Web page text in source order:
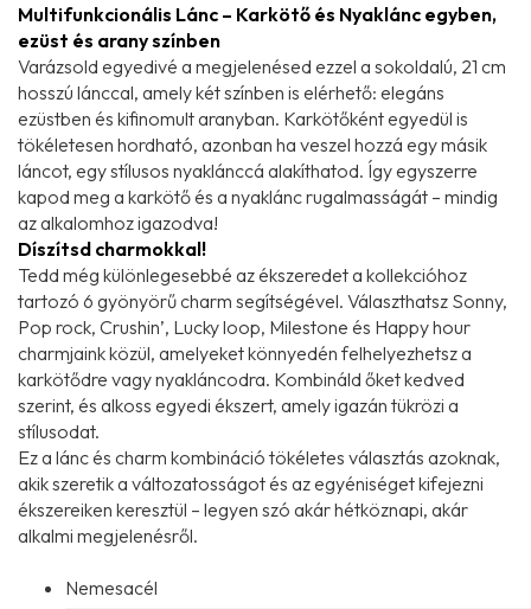
Multifunkcionális Lánc – Karkötő és Nyaklánc egyben,
ezüst és arany színben
Varázsold egyedivé a megjelenésed ezzel a sokoldalú, 21 cm
hosszú lánccal, amely két színben is elérhető: elegáns
ezüstben és kifinomult aranyban. Karkötőként egyedül is
tökéletesen hordható, azonban ha veszel hozzá egy másik
láncot, egy stílusos nyaklánccá alakíthatod. Így egyszerre
kapod meg a karkötő és a nyaklánc rugalmasságát – mindig
az alkalomhoz igazodva!
Díszítsd charmokkal!
Tedd még különlegesebbé az ékszeredet a kollekcióhoz
tartozó 6 gyönyörű charm segítségével. Választhatsz Sonny,
Pop rock, Crushin’, Lucky loop, Milestone és Happy hour
charmjaink közül, amelyeket könnyedén felhelyezhetsz a
karkötődre vagy nyakláncodra. Kombináld őket kedved
szerint, és alkoss egyedi ékszert, amely igazán tükrözi a
stílusodat.
Ez a lánc és charm kombináció tökéletes választás azoknak,
akik szeretik a változatosságot és az egyéniséget kifejezni
ékszereiken keresztül – legyen szó akár hétköznapi, akár
alkalmi megjelenésről.
Nemesacél